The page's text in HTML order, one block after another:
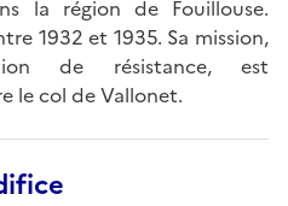
la région de Fouillouse.
1932 et 1935. Sa mission,
de résistance, est
le col de Vallonet.